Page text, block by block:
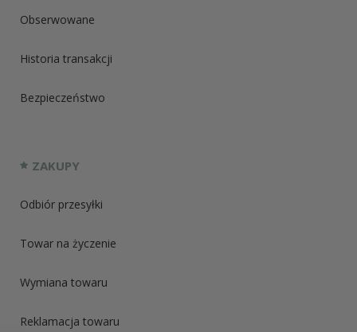
Obserwowane
Historia transakcji
Bezpieczeństwo
ZAKUPY
Odbiór przesyłki
Towar na życzenie
Wymiana towaru
Reklamacja towaru